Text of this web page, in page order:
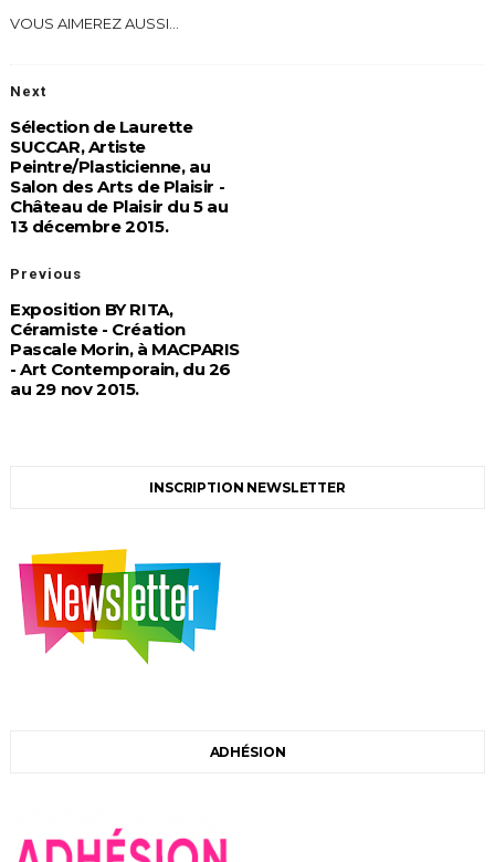
VOUS AIMEREZ AUSSI...
Next
Sélection de Laurette
SUCCAR, Artiste
Peintre/Plasticienne, au
Salon des Arts de Plaisir -
Château de Plaisir du 5 au
13 décembre 2015.
Previous
Exposition BY RITA,
Céramiste - Création
Pascale Morin, à MACPARIS
- Art Contemporain, du 26
au 29 nov 2015.
INSCRIPTION NEWSLETTER
ADHÉSION